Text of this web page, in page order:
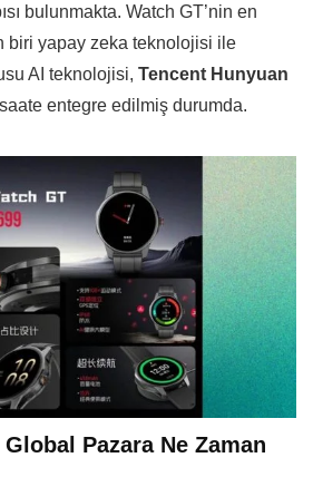
bulunmakta. Watch GT’nin en
biri yapay zeka teknolojisi ile
AI teknolojisi, Tencent Hunyuan
entegre edilmiş durumda.
Global Pazara Ne Zaman